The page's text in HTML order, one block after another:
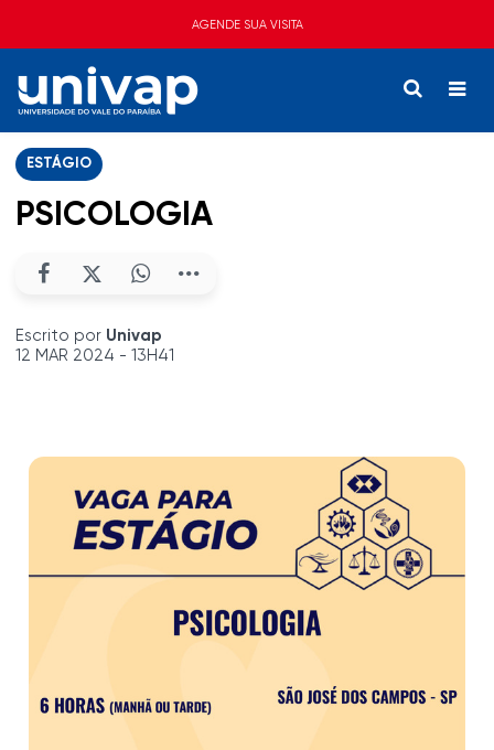
AGENDE SUA VISITA
ESTÁGIO
PSICOLOGIA
Escrito por Univap
12 MAR 2024 - 13H41